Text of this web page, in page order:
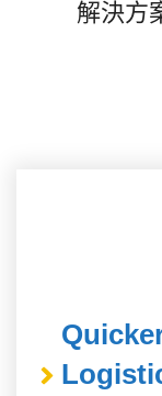
解決方